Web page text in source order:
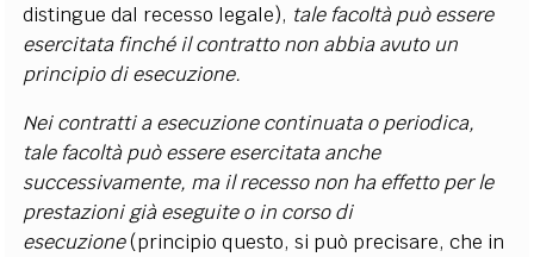
distingue dal recesso legale), tale facoltà può essere
esercitata finché il contratto non abbia avuto un
principio di esecuzione.
Nei contratti a esecuzione continuata o periodica,
tale facoltà può essere esercitata anche
successivamente, ma il recesso non ha effetto per le
prestazioni già eseguite o in corso di
esecuzione(principio questo, si può precisare, che in